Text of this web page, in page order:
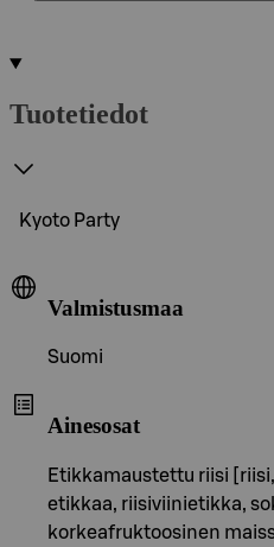
Tuotetiedot
Kyoto Party
Valmistusmaa
Suomi
Ainesosat
Etikkamaustettu riisi
etikkaa, riisiviinietikka,
korkeafruktoosinen